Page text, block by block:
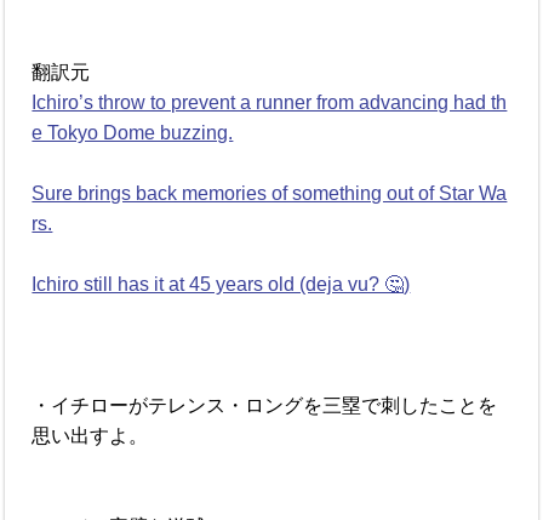
翻訳元
Ichiro’s throw to prevent a runner from advancing had th
e Tokyo Dome buzzing.
Sure brings back memories of something out of Star Wa
rs.
Ichiro still has it at 45 years old (deja vu? 🤔)
・イチローがテレンス・ロングを三塁で刺したことを
思い出すよ。